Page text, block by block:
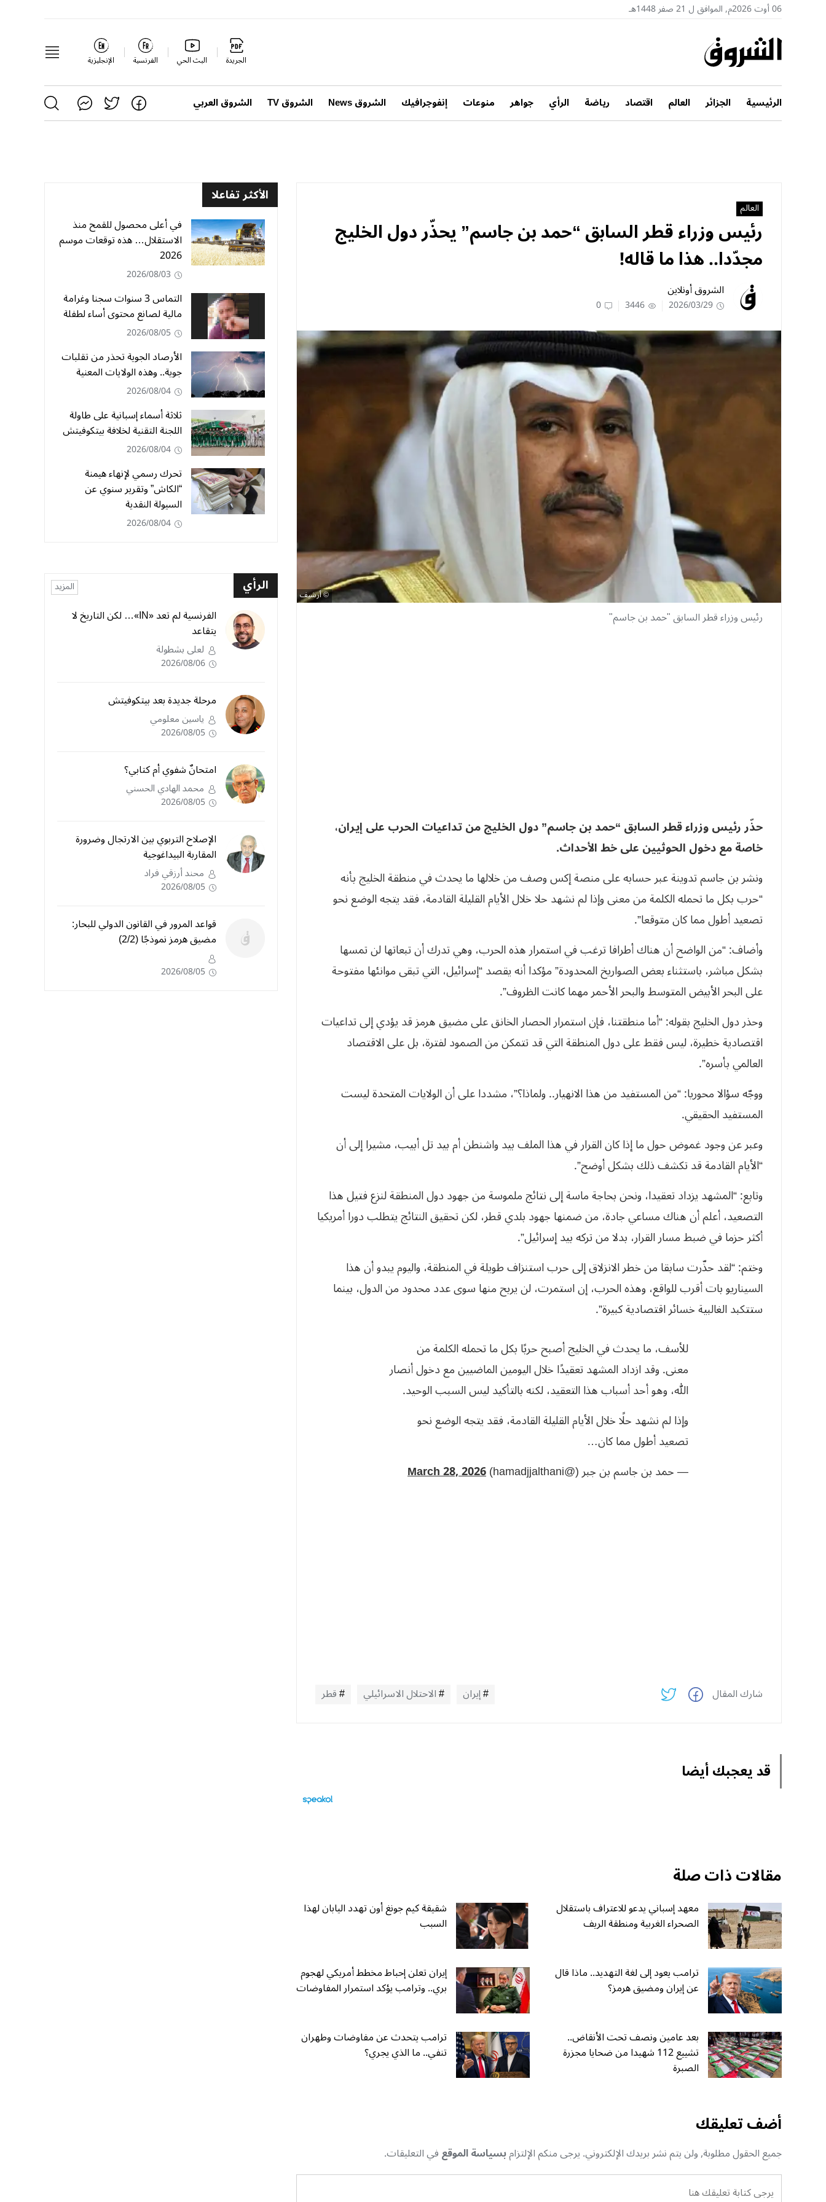
06 أوت 2026م, الموافق ل 21 صفر 1448هـ
الجريدة البث الحي الفرنسية الإنجليزية
الرئيسية الجزائر العالم اقتصاد رياضة الرأي جواهر منوعات إنفوجرافيك الشروق News الشروق TV الشروق العربي
العالم
رئيس وزراء قطر السابق “حمد بن جاسم” يحذّر دول الخليج
مجدّدا.. هذا ما قاله!
الشروق أونلاين
2026/03/29
3446
0
أرشيف
رئيس وزراء قطر السابق "حمد بن جاسم"
حذّر رئيس وزراء قطر السابق “حمد بن جاسم” دول الخليج من تداعيات الحرب على إيران،
خاصة مع دخول الحوثيين على خط الأحداث.
ونشر بن جاسم تدوينة عبر حسابه على منصة إكس وصف من خلالها ما يحدث في منطقة الخليج بأنه
“حرب بكل ما تحمله الكلمة من معنى وإذا لم نشهد حلا خلال الأيام القليلة القادمة، فقد يتجه الوضع نحو
تصعيد أطول مما كان متوقعا”.
وأضاف: “من الواضح أن هناك أطرافا ترغب في استمرار هذه الحرب، وهي تدرك أن تبعاتها لن تمسها
بشكل مباشر، باستثناء بعض الصواريخ المحدودة” مؤكدا أنه يقصد “إسرائيل، التي تبقى موانئها مفتوحة
على البحر الأبيض المتوسط والبحر الأحمر مهما كانت الظروف”.
وحذر دول الخليج بقوله: “أما منطقتنا، فإن استمرار الحصار الخانق على مضيق هرمز قد يؤدي إلى تداعيات
اقتصادية خطيرة، ليس فقط على دول المنطقة التي قد تتمكن من الصمود لفترة، بل على الاقتصاد
العالمي بأسره”.
ووجّه سؤالا محوريا: “من المستفيد من هذا الانهيار.. ولماذا؟”، مشددا على أن الولايات المتحدة ليست
المستفيد الحقيقي.
وعبر عن وجود غموض حول ما إذا كان القرار في هذا الملف بيد واشنطن أم بيد تل أبيب، مشيرا إلى أن
“الأيام القادمة قد تكشف ذلك بشكل أوضح”.
وتابع: “المشهد يزداد تعقيدا، ونحن بحاجة ماسة إلى نتائج ملموسة من جهود دول المنطقة لنزع فتيل هذا
التصعيد، أعلم أن هناك مساعي جادة، من ضمنها جهود بلدي قطر، لكن تحقيق النتائج يتطلب دورا أمريكيا
أكثر حزما في ضبط مسار القرار، بدلا من تركه بيد إسرائيل”.
وختم: “لقد حذّرت سابقا من خطر الانزلاق إلى حرب استنزاف طويلة في المنطقة، واليوم يبدو أن هذا
السيناريو بات أقرب للواقع، وهذه الحرب، إن استمرت، لن يربح منها سوى عدد محدود من الدول، بينما
ستتكبد الغالبية خسائر اقتصادية كبيرة”.
للأسف، ما يحدث في الخليج أصبح حربًا بكل ما تحمله الكلمة من
معنى. وقد ازداد المشهد تعقيدًا خلال اليومين الماضيين مع دخول أنصار
الله، وهو أحد أسباب هذا التعقيد، لكنه بالتأكيد ليس السبب الوحيد.
وإذا لم نشهد حلًا خلال الأيام القليلة القادمة، فقد يتجه الوضع نحو
تصعيد أطول مما كان…
— حمد بن جاسم بن جبر (@hamadjjalthani)
March 28, 2026
شارك المقال إيران الاحتلال الاسرائيلي قطر
قد يعجبك أيضا
مقالات ذات صلة
معهد إسباني يدعو للاعتراف باستقلال
الصحراء الغربية ومنطقة الريف
شقيقة كيم جونغ أون تهدد اليابان لهذا
السبب
ترامب يعود إلى لغة التهديد.. ماذا قال
عن إيران ومضيق هرمز؟
إيران تعلن إحباط مخطط أمريكي لهجوم
بري.. وترامب يؤكد استمرار المفاوضات
بعد عامين ونصف تحت الأنقاض..
تشييع 112 شهيدا من ضحايا مجزرة
الصبرة
ترامب يتحدث عن مفاوضات وطهران
تنفي.. ما الذي يجري؟
أضف تعليقك
جميع الحقول مطلوبة, ولن يتم نشر بريدك الإلكتروني. يرجى منكم الإلتزامبسياسة الموقعفي التعليقات.
الأكثر تفاعلا
في أعلى محصول للقمح منذ
الاستقلال… هذه توقعات موسم
2026
2026/08/03
التماس 3 سنوات سجنا وغرامة
مالية لصانع محتوى أساء لطفلة
2026/08/05
الأرصاد الجوية تحذر من تقلبات
جوية.. وهذه الولايات المعنية
2026/08/04
ثلاثة أسماء إسبانية على طاولة
اللجنة التقنية لخلافة بيتكوفيتش
2026/08/04
تحرك رسمي لإنهاء هيمنة
“الكاش” وتقرير سنوي عن
السيولة النقدية
2026/08/04
الرأي المزيد
الفرنسية لم تعد «IN»… لكن التاريخ لا
يتقاعد
لعلى بشطولة
2026/08/06
مرحلة جديدة بعد بيتكوفيتش
ياسين معلومي
2026/08/05
امتحانٌ شفوي أم كتابي؟
محمد الهادي الحسني
2026/08/05
الإصلاح التربوي بين الارتجال وضرورة
المقاربة البيداغوجية
محند أرزقي فراد
2026/08/05
قواعد المرور في القانون الدولي للبحار:
مضيق هرمز نموذجًا (2/2)
2026/08/05